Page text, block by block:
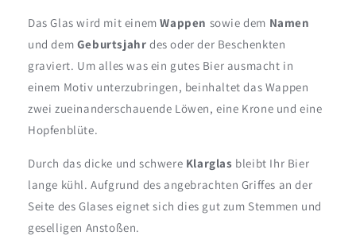
Das Glas wird mit einemWappen sowie dem Namen
und dem Geburtsjahr des oder der Beschenkten
graviert. Um alles was ein gutes Bier ausmacht in
einem Motiv unterzubringen, beinhaltet das Wappen
zwei zueinanderschauende Löwen, eine Krone und eine
Hopfenblüte.
Durch das dicke und schwere Klarglas bleibt Ihr Bier
lange kühl. Aufgrund des angebrachten Griffes an der
Seite des Glases eignet sich dies gut zum Stemmen und
geselligen Anstoßen.